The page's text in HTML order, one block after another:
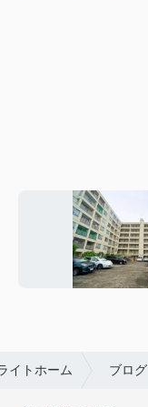
イトホーム ブログ